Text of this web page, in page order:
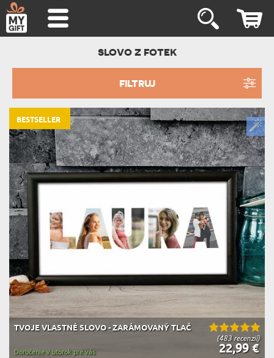
SLOVO Z FOTEK
FILTRUJ
(483 recenzií)
TVOJE VLASTNÉ SLOVO - ZARÁMOVANÝ TLAČ
22,99 €
Doručenie v utorok pre vás
BESTSELLER